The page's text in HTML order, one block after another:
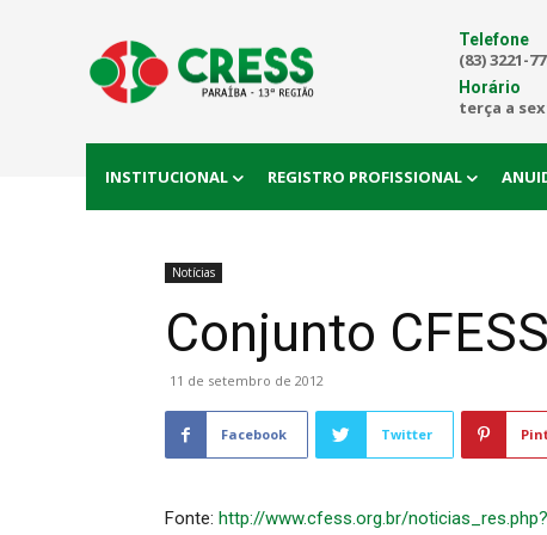
Telefone
(83) 3221-
Horário
terça a
INSTITUCIONAL REGISTRO PROFISSIONAL
Notícias
Conjunto
11 de setembro de 2012
Facebook Twitter
Fonte: http://www.cfess.org.br/